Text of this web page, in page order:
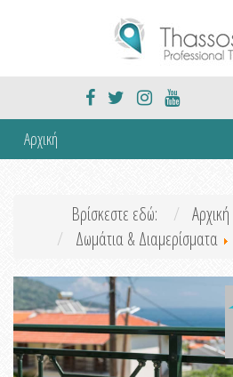
Αρχική
Βρίσκεστε εδώ: Αρχική
Δωμάτια & Διαμερίσματα